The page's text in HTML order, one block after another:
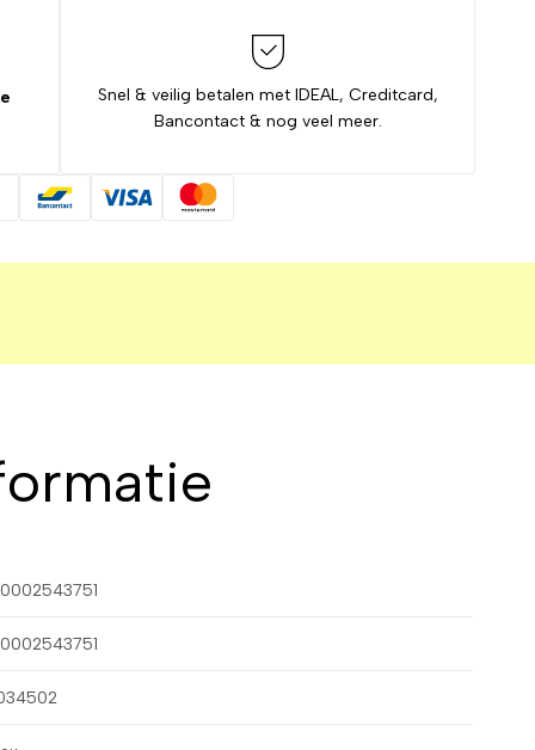
Snel & veilig betalen met IDEAL, Creditcard,
Bancontact & nog veel meer.